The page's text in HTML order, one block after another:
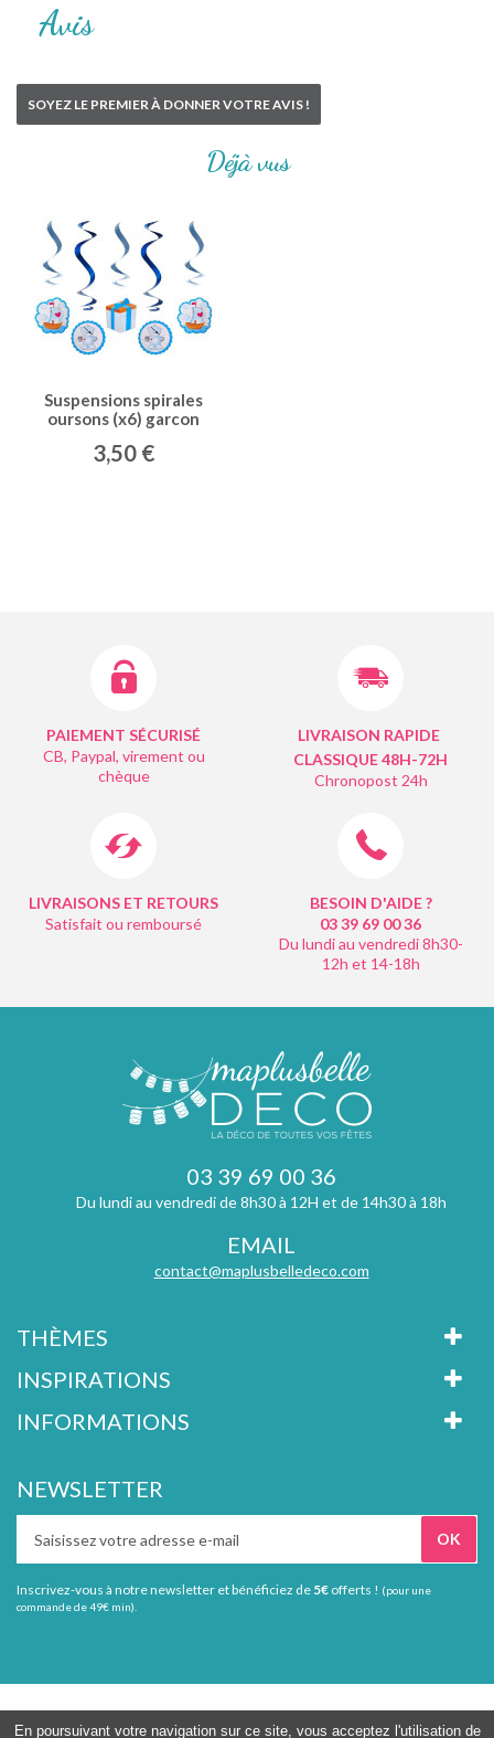
En poursuivant votre navigation sur ce site, vous acceptez l'utilisation de
Avis
SOYEZ LE PREMIER À DONNER VOTRE AVIS !
Déjà vus
Suspensions spirales
oursons (x6) garcon
3,50 €
PAIEMENT SÉCURISÉ
CB, Paypal, virement ou
chèque
LIVRAISON RAPIDE
CLASSIQUE 48H-72H
Chronopost 24h
LIVRAISONS ET RETOURS
Satisfait ou remboursé
BESOIN D'AIDE ?
03 39 69 0036
Du lundi au vendredi 8h30-
12h et 14-18h
03 39 69 00 36
Du lundi au vendredi de 8h30 à 12H et de 14h30 à 18h
EMAIL
contact@maplusbelledeco.com
THÈMES
INSPIRATIONS
INFORMATIONS
NEWSLETTER
Inscrivez-vous à notre newsletter et bénéficiez de 5€ offerts ! (pour une
commande de 49€ min).
Tous droits réservés Ma plus belle déco